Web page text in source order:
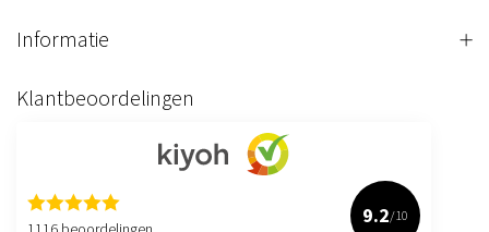
Informatie
Klantbeoordelingen
9.2/10